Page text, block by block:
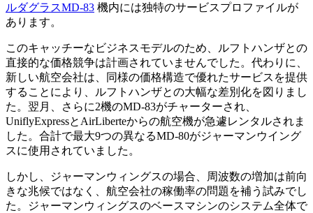
ルダグラスMD-83 機内には独特のサービスプロファイルが
あります。
このキャッチーなビジネスモデルのため、ルフトハンザとの
直接的な価格競争は計画されていませんでした。代わりに、
新しい航空会社は、同様の価格構造で優れたサービスを提供
することにより、ルフトハンザとの大幅な差別化を図りまし
た。翌月、さらに2機のMD-83がチャーターされ、
UniflyExpressとAirLiberteからの航空機が急遽レンタルされま
した。合計で最大9つの異なるMD-80がジャーマンウイング
スに使用されていました。
しかし、ジャーマンウィングスの場合、周波数の増加は前向
きな兆候ではなく、航空会社の稼働率の問題を補う試みでし
た。ジャーマンウィングスのベースマシンのシステム全体で